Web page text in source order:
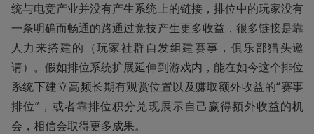
统与电竞产业并没有产生系统上的链接，排位中的玩家没有
一条明确而畅通的路通过竞技产生更多收益，很多链接是靠
人力来搭建的（玩家社群自发组建赛事，俱乐部猎头邀
请）。假如排位系统扩展延伸到游戏内，能在如今这个排位
系统下建立高频长期有观赏位置以及赚取额外收益的“赛事
排位”，或者靠排位积分兑现展示自己赢得额外收益的机
会，相信会取得更多成果。